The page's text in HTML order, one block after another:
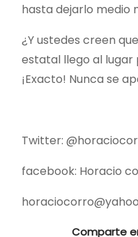
hasta dejarlo medio
¿Y ustedes creen
estatal llego al
¡Exacto! Nunca se
Twitter:
facebook: Horacio
Comparte